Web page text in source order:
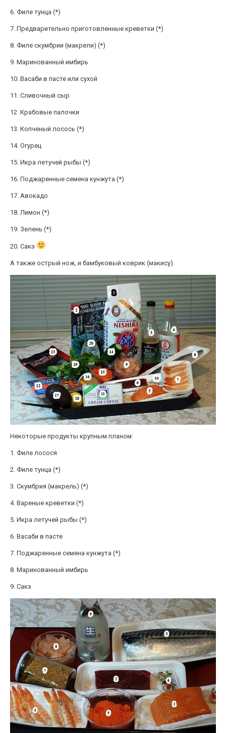
6. Филе тунца (*)
7. Предварительно приготовленные креветки (*)
8. Филе скумбрии (макрели) (*)
9. Маринованный имбирь
10. Васаби в пасте или сухой
11. Сливочный сыр
12. Крабовые палочки
13. Копченый лосось (*)
14. Огурец
15. Икра летучей рыбы (*)
16. Поджаренные семена кунжута (*)
17. Авокадо
18. Лимон (*)
19. Зелень (*)
20. Сакэ
А также острый нож, и бамбуковый коврик (макису)
Некоторые продукты крупным планом:
1. Филе лосося
2. Филе тунца (*)
3. Скумбрия (макрель) (*)
4. Вареные креветки (*)
5. Икра летучей рыбы (*)
6. Васаби в пасте
7. Поджаренные семена кунжута (*)
8. Маринованный имбирь
9. Сакэ